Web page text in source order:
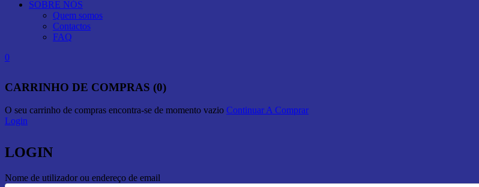
SOBRE NÓS
Quem somos
Contactos
FAQ
0
CARRINHO DE COMPRAS (0)
O seu carrinho de compras encontra-se de momento vazio Continuar A Comprar
Login
LOGIN
Nome de utilizador ou endereço de email